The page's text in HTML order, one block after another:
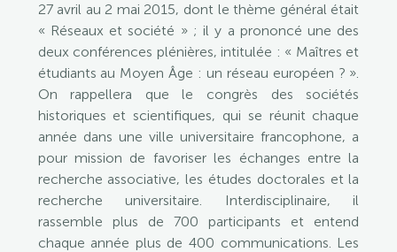
27 avril au 2 mai 2015, dont le thème général était
« Réseaux et société » ; il y a prononcé une des
deux conférences plénières, intitulée : « Maîtres et
étudiants au Moyen Âge : un réseau européen ? ».
On rappellera que le congrès des sociétés
historiques et scientifiques, qui se réunit chaque
année dans une ville universitaire francophone, a
pour mission de favoriser les échanges entre la
recherche associative, les études doctorales et la
recherche universitaire. Interdisciplinaire, il
rassemble plus de 700 participants et entend
chaque année plus de 400 communications. Les